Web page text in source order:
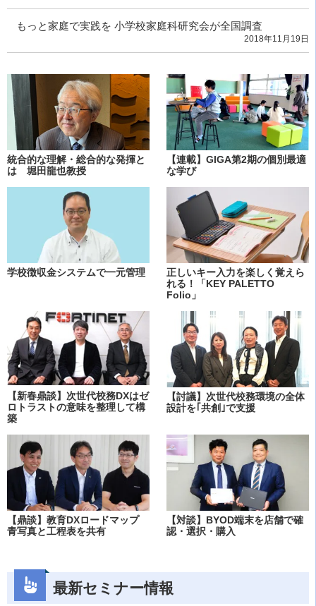
もっと家庭で実践を 小学校家庭科研究会が全国調査
2018年11月19日
統合的な理解・総合的な発揮と
は 堀田龍也教授
【連載】GIGA第2期の個別最適
な学び
学校徴収金システムで一元管理
正しいキー入力を楽しく覚えら
れる！「KEY PALETTO
Folio」
【新春鼎談】次世代校務DXはゼ
ロトラストの意味を整理して構
築
【討議】次世代校務環境の全体
設計を｢共創｣で支援
【鼎談】教育DXロードマップ
青写真と工程表を共有
【対談】BYOD端末を店舗で確
認・選択・購入
最新セミナー情報